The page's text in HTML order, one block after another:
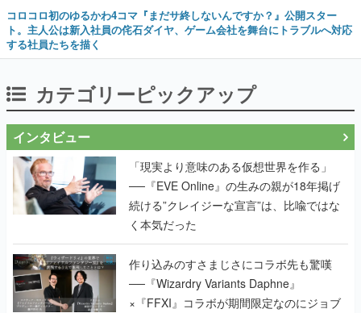
コロコロ初のゆるかわ4コマ『まだサ終しないんですか？』公開スター
ト。主人公は新入社員の侘石ダイヤ、ゲーム会社を舞台にトラブルへ対応
する社員たちを描く
カテゴリーピックアップ
インタビュー
「現実より意味のある仮想世界を作る」
──『EVE Online』の生みの親が18年掲げ
続ける”クレイジーな宣言”は、比喩ではな
く本気だった
作り込みのすさまじさにコラボ先も驚嘆
──『Wizardry Variants Daphne』
×『FFXI』コラボが期間限定なのにジョブ